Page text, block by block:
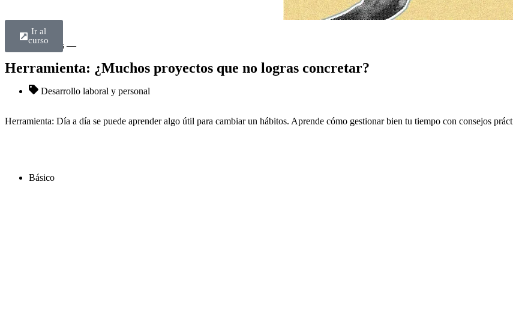
Ir al
curso
— Todos —
Herramienta: ¿Muchos proyectos que no logras concretar?
Desarrollo laboral y personal
Herramienta: Día a día se puede aprender algo útil para cambiar un hábitos. Aprende cómo gestionar bien tu tiempo con consejos
Básico